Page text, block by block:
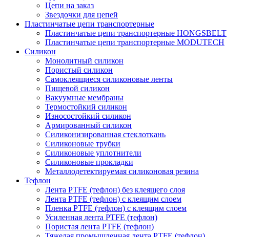
Цепи на заказ
Звездочки для цепей
Пластинчатые цепи транспортерные
Пластинчатые цепи транспортерные HONGSBELT
Пластинчатые цепи транспортерные MODUTECH
Силикон
Монолитный силикон
Пористый силикон
Самоклеящиеся силиконовые ленты
Пищевой силикон
Вакуумные мембраны
Термостойкий силикон
Износостойкий силикон
Армированный силикон
Силиконизированная стеклоткань
Силиконовые трубки
Силиконовые уплотнители
Силиконовые прокладки
Металлодетектируемая силиконовая резина
Тефлон
Лента PTFE (тефлон) без клеящего слоя
Лента PTFE (тефлон) с клеящим слоем
Пленка PTFE (тефлон) с клеящим слоем
Усиленная лента PTFE (тефлон)
Пористая лента PTFE (тефлон)